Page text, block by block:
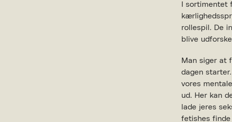
I
rollespil. De
blive
Man siger at
dagen
vores
ud. Her kan
lade jeres
fetishes
PRODUKTET